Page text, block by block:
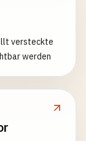
versteckte
werden